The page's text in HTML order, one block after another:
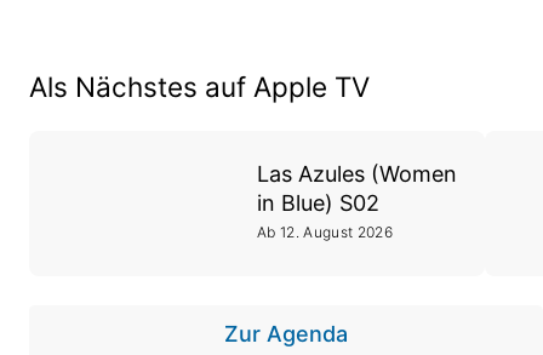
Als Nächstes auf Apple TV
Las Azules (Women
in Blue) S02
Ab 12. August 2026
Zur Agenda